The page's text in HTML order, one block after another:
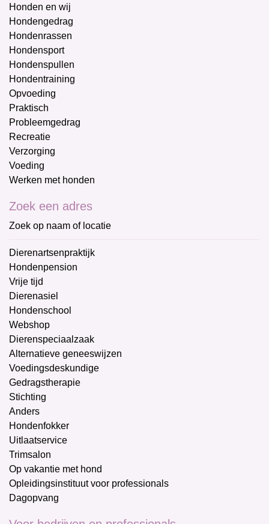
Honden en wij
Hondengedrag
Hondenrassen
Hondensport
Hondenspullen
Hondentraining
Opvoeding
Praktisch
Probleemgedrag
Recreatie
Verzorging
Voeding
Werken met honden
Zoek een adres
Zoek op naam of locatie
Dierenartsenpraktijk
Hondenpension
Vrije tijd
Dierenasiel
Hondenschool
Webshop
Dierenspeciaalzaak
Alternatieve geneeswijzen
Voedingsdeskundige
Gedragstherapie
Stichting
Anders
Hondenfokker
Uitlaatservice
Trimsalon
Op vakantie met hond
Opleidingsinstituut voor professionals
Dagopvang